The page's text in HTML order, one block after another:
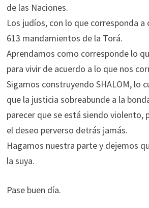
de las Naciones.
Los judíos, con lo que corresponda a
613 mandamientos de la Torá.
Aprendamos como corresponde lo
para vivir de acuerdo a lo que nos
Sigamos construyendo SHALOM, lo
que la justicia sobreabunde a la
parecer que se está siendo violento,
el deseo perverso detrás jamás.
Hagamos nuestra parte y dejemos
la suya.
Pase buen día.